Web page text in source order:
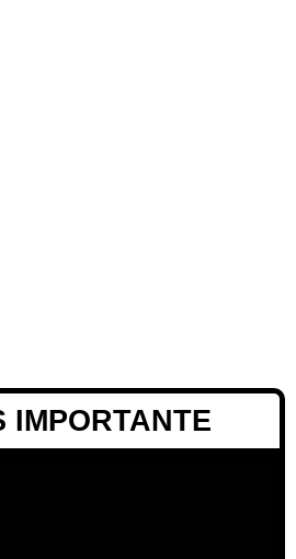
IMPORTANTE